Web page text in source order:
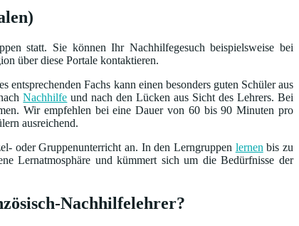
statt. Sie können Ihr Nachhilfegesuch beispielsweise bei
über diese Portale kontaktieren.
Fachs kann einen besonders guten Schüler aus
Nachhilfe und nach den Lücken aus Sicht des Lehrers. Bei
Wir empfehlen bei eine Dauer von 60 bis 90 Minuten pro
ausreichend.
oder Gruppenunterricht an. In den Lerngruppen lernen bis zu
Lernatmosphäre und kümmert sich um die Bedürfnisse der
Nachhilfelehrer?